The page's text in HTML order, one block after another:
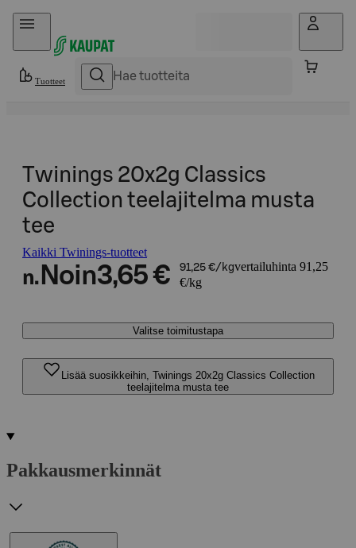
Hyppää sisältöön
Tuotteet
Twinings 20x2g Classics
Collection teelajitelma musta
tee
Kaikki Twinings-tuotteet
n. Noin3,65 € 91,25 €/kgvertailuhinta 91,25
€/kg
Valitse toimitustapa
Lisää suosikkeihin, Twinings 20x2g Classics Collection
teelajitelma musta tee
Pakkausmerkinnät